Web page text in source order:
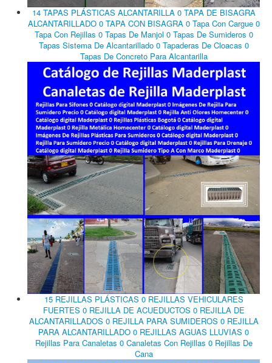
14 TAPAS PLÁSTICAS ALCANTARILLA 0 TAPA DE BISAGRA
ALCANTARILLADO 0 TAPA CON BISAGRA 0 Tapa Con Cargue 0
Tapa Con Rejillas 0 Tapas De Manjol 0 Tapas De Sumideros 0
Tapas Sistema De Alcantarillado 0 Tapaderas De Cloacas 0
Tapas De Concreto Para Alcantarilla
15 REJILLAS PLÁSTICAS 0 REJILLAS VEHICULARES
FUERTES 0 REJILLA DE ACUEDUCTOS 0 REJILLA DE
ALCANTARILLADOS 0 REJILLA PARA SUMIDEROS 0 REJILLA
PARA ALCANTARILLADO 0 REJILLAS AGUAS LLUVIAS 0
Rejillas Para Canaletas 0 Canaletas Con Rejillas 0 Rejillas De
Cana